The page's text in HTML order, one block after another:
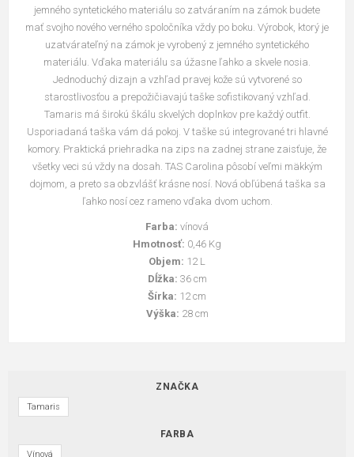
jemného syntetického materiálu so zatváraním na zámok budete
mať svojho nového verného spoločníka vždy po boku. Výrobok, ktorý je
uzatvárateľný na zámok je vyrobený z jemného syntetického
materiálu. Vďaka materiálu sa úžasne ľahko a skvele nosia.
Jednoduchý dizajn a vzhľad pravej kože sú vytvorené so
starostlivosťou a prepožičiavajú taške sofistikovaný vzhľad.
Tamaris má širokú škálu skvelých doplnkov pre každý outfit.
Usporiadaná taška vám dá pokoj. V taške sú integrované tri hlavné
komory. Praktická priehradka na zips na zadnej strane zaisťuje, že
všetky veci sú vždy na dosah. TAS Carolina pôsobí veľmi mäkkým
dojmom, a preto sa obzvlášť krásne nosí. Nová obľúbená taška sa
ľahko nosí cez rameno vďaka dvom uchom.
Farba: vínová
Hmotnosť: 0,46 Kg
Objem: 12 L
Dĺžka: 36 cm
Šírka: 12 cm
Výška: 28 cm
ZNAČKA
Tamaris
FARBA
Vínová